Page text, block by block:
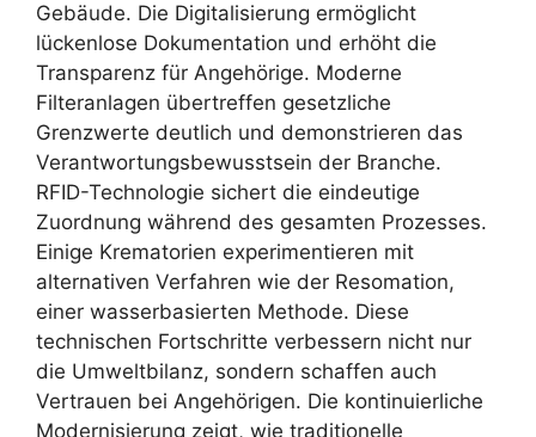
Gebäude. Die Digitalisierung ermöglicht
lückenlose Dokumentation und erhöht die
Transparenz für Angehörige. Moderne
Filteranlagen übertreffen gesetzliche
Grenzwerte deutlich und demonstrieren das
Verantwortungsbewusstsein der Branche.
RFID-Technologie sichert die eindeutige
Zuordnung während des gesamten Prozesses.
Einige Krematorien experimentieren mit
alternativen Verfahren wie der Resomation,
einer wasserbasierten Methode. Diese
technischen Fortschritte verbessern nicht nur
die Umweltbilanz, sondern schaffen auch
Vertrauen bei Angehörigen. Die kontinuierliche
Modernisierung zeigt, wie traditionelle